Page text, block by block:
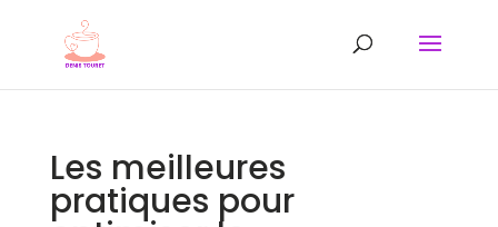
Les meilleures
pratiques pour